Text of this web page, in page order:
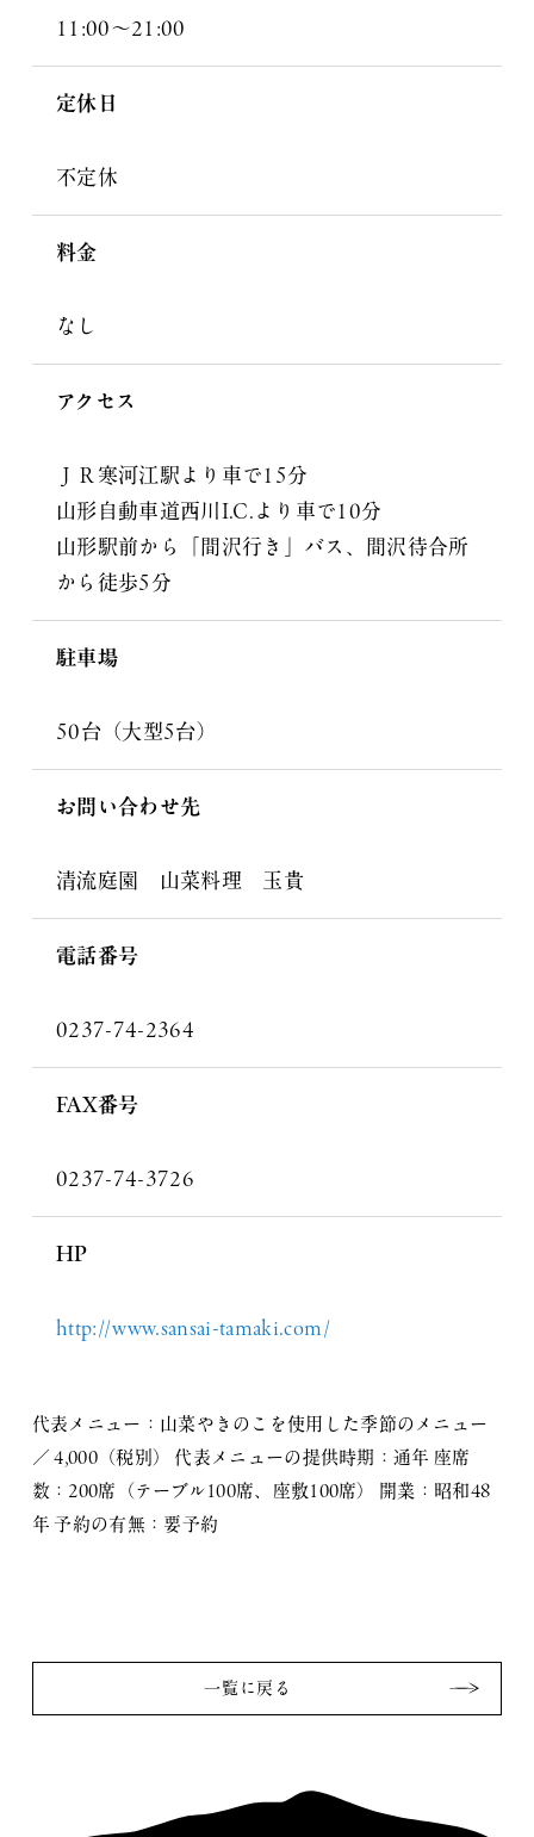
11:00～21:00
定休日
不定休
料金
なし
アクセス
ＪＲ寒河江駅より車で15分
山形自動車道西川I.C.より車で10分
山形駅前から「間沢行き」バス、間沢待合所
から徒歩5分
駐車場
50台（大型5台）
お問い合わせ先
清流庭園 山菜料理 玉貴
電話番号
0237-74-2364
FAX番号
0237-74-3726
HP
http://www.sansai-tamaki.com/
代表メニュー：山菜やきのこを使用した季節のメニュー
／ 4,000（税別） 代表メニューの提供時期：通年 座席
数：200席（テーブル100席、座敷100席） 開業：昭和48
年 予約の有無：要予約
一覧に戻る